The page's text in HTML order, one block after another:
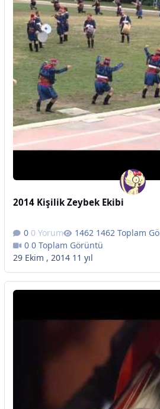
2014 Kişilik Zeybek Ekibi
0 Yorum
1462 Toplam
0 Toplam Görüntü
29 Ekim , 2014 11 yıl